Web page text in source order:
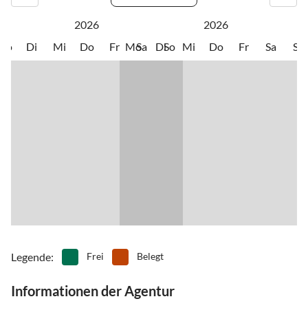
2026
Di Mi Do Fr Sa So
2026
Mo
Di Mi Do Fr Sa So
Legende: Frei Belegt
Informationen der Agentur